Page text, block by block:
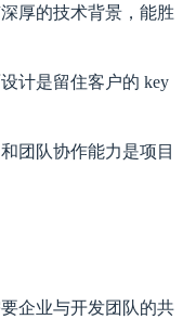
厚的技术背景，能胜
计是留住客户的 key
团队协作能力是项目
企业与开发团队的共